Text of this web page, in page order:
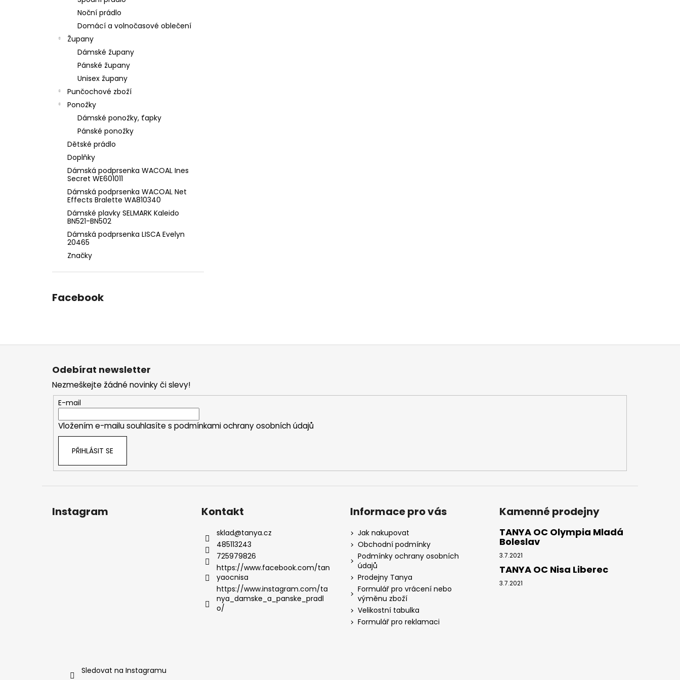
Noční prádlo
Domácí a volnočasové oblečení
Župany
Dámské župany
Pánské župany
Unisex župany
Punčochové zboží
Ponožky
Dámské ponožky, ťapky
Pánské ponožky
Dětské prádlo
Doplňky
Dámská podprsenka WACOAL Ines
Secret WE601011
Dámská podprsenka WACOAL Net
Effects Bralette WA810340
Dámské plavky SELMARK Kaleido
BN521-BN502
Dámská podprsenka LISCA Evelyn
20465
Značky
Facebook
Z
Odebírat newsletter
Nezmeškejte žádné novinky či slevy!
E-mail
Vložením e-mailu souhlasíte s podmínkami ochrany osobních údajů
PŘIHLÁSIT SE
Instagram
Sledovat na Instagramu
Kontakt
sklad@tanya.cz
485113243
725979826
https://www.facebook.com/tan
yaocnisa
https://www.instagram.com/ta
nya_damske_a_panske_pradl
o/
Informace pro vás
Jak nakupovat
Obchodní podmínky
Podmínky ochrany osobních
údajů
Prodejny Tanya
Formulář pro vrácení nebo
výměnu zboží
Velikostní tabulka
Formulář pro reklamaci
Kamenné prodejny
TANYA OC Olympia Mladá
Boleslav
3.7.2021
TANYA OC Nisa Liberec
3.7.2021